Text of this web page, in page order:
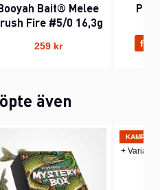
Bait® Melee
Fire #5/0 16,3g
259 kr
Pig
fr.
även
KAMPANJ
+